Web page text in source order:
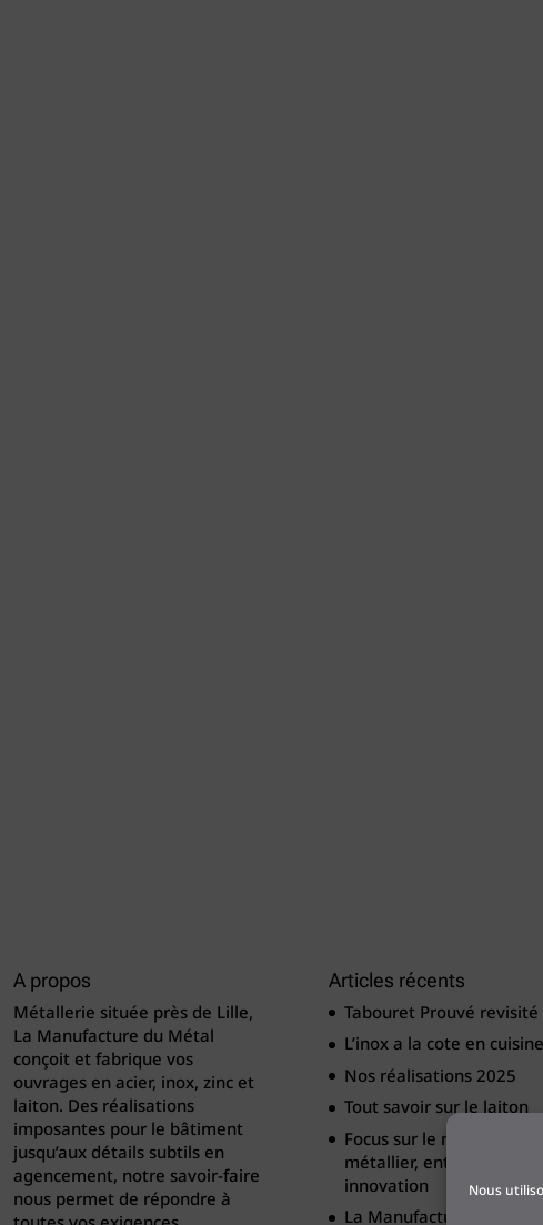
Nous
A propos
Métallerie située près de Lille,
La Manufacture du Métal
conçoit et fabrique vos
ouvrages en acier, inox, zinc et
laiton. Des réalisations
imposantes pour le bâtiment
jusqu’aux détails subtils en
agencement, notre savoir-faire
nous permet de répondre à
Articles récents
Tabouret Prouvé revisité
L’inox a la cote en cuisine
Nos réalisations 2025
Tout savoir sur le laiton
Focus sur le métier de
métallier, entre tradition et
innovation
La Manufacture du Métal